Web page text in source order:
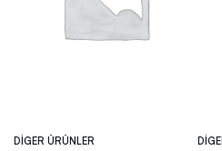
DIGER ÜRÜNLER